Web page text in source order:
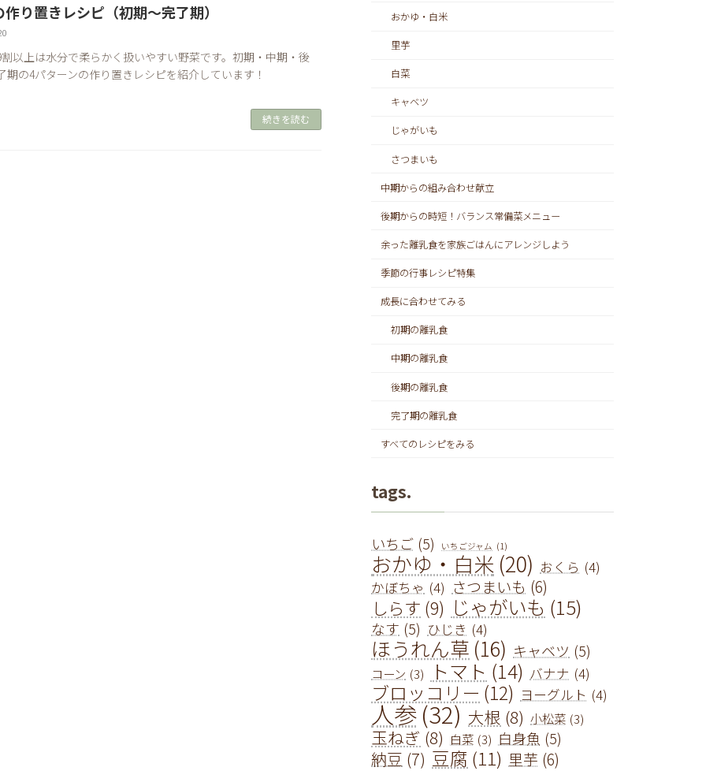
り置きレシピ（初期～完了期）
以上は水分で柔らかく扱いやすい野菜です。初期・中期・後
期の4パターンの作り置きレシピを紹介しています！
続きを読む
おかゆ・白米
里芋
白菜
キャベツ
じゃがいも
さつまいも
中期からの組み合わせ献立
後期からの時短！バランス常備菜メニュー
余った離乳食を家族ごはんにアレンジしよう
季節の行事レシピ特集
成長に合わせてみる
初期の離乳食
中期の離乳食
後期の離乳食
完了期の離乳食
すべてのレシピをみる
tags.
いちご (5) いちごジャム (1)
おかゆ・白米 (20) おくら (4)
かぼちゃ (4) さつまいも (6)
しらす (9) じゃがいも (15)
なす (5) ひじき (4)
ほうれん草 (16) キャベツ (5)
コーン (3) トマト (14) バナナ (4)
ブロッコリー (12) ヨーグルト (4)
人参(32) 大根 (8) 小松菜 (3)
玉ねぎ (8) 白菜 (3) 白身魚 (5)
納豆 (7) 豆腐 (11) 里芋 (6)